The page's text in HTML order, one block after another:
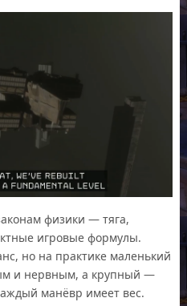
физики — тяга,
игровые формулы.
но на практике маленький
и нервным, а крупный —
манёвр имеет вес.